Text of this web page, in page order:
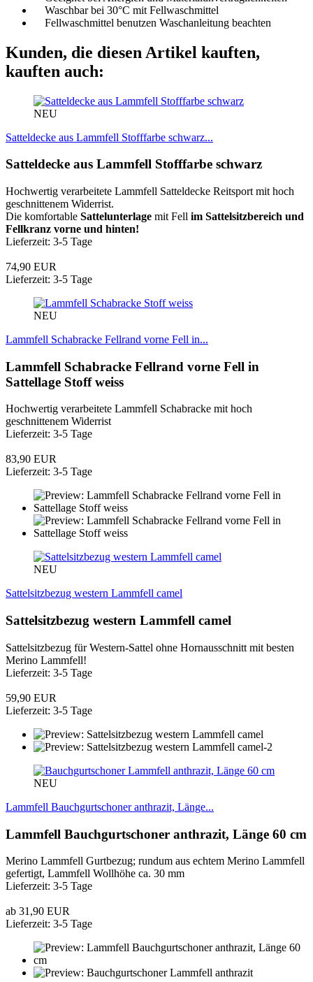
Waschbar bei 30°C mit Fellwaschmittel
Fellwaschmittel benutzen Waschanleitung beachten
Kunden, die diesen Artikel kauften,
kauften auch:
NEU
Satteldecke aus Lammfell Stofffarbe schwarz...
Satteldecke aus Lammfell Stofffarbe schwarz
Hochwertig verarbeitete Lammfell Satteldecke Reitsport mit hoch
geschnittenem Widerrist.
Die komfortable Sattelunterlage mit Fell im Sattelsitzbereich und
Fellkranz vorne und hinten!
Lieferzeit: 3-5 Tage
74,90 EUR
Lieferzeit: 3-5 Tage
NEU
Lammfell Schabracke Fellrand vorne Fell in...
Lammfell Schabracke Fellrand vorne Fell in
Sattellage Stoff weiss
Hochwertig verarbeitete Lammfell Schabracke mit hoch
geschnittenem Widerrist
Lieferzeit: 3-5 Tage
83,90 EUR
Lieferzeit: 3-5 Tage
NEU
Sattelsitzbezug western Lammfell camel
Sattelsitzbezug western Lammfell camel
Sattelsitzbezug für Western-Sattel ohne Hornausschnitt mit besten
Merino Lammfell!
Lieferzeit: 3-5 Tage
59,90 EUR
Lieferzeit: 3-5 Tage
NEU
Lammfell Bauchgurtschoner anthrazit, Länge...
Lammfell Bauchgurtschoner anthrazit, Länge 60 cm
Merino Lammfell Gurtbezug; rundum aus echtem Merino Lammfell
gefertigt, Lammfell Wollhöhe ca. 30 mm
Lieferzeit: 3-5 Tage
ab 31,90 EUR
Lieferzeit: 3-5 Tage